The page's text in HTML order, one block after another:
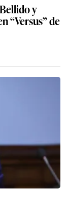
y
“Versus” de